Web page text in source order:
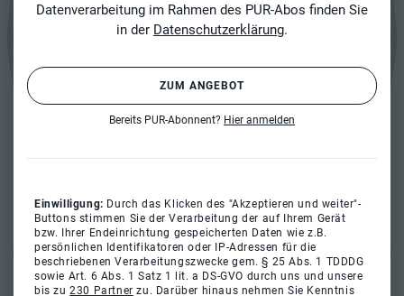
Datenverarbeitung im Rahmen des PUR-Abos finden Sie
in der Datenschutzerklärung.
ZUM ANGEBOT
Bereits PUR-Abonnent? Hier anmelden
Einwilligung: Durch das Klicken des "Akzeptieren und weiter"-
Buttons stimmen Sie der Verarbeitung der auf Ihrem Gerät
bzw. Ihrer Endeinrichtung gespeicherten Daten wie z.B.
persönlichen Identifikatoren oder IP-Adressen für die
beschriebenen Verarbeitungszwecke gem. § 25 Abs. 1 TDDDG
sowie Art. 6 Abs. 1 Satz 1 lit. a DS-GVO durch uns und unsere
bis zu230 Partner zu. Darüber hinaus nehmen Sie Kenntnis